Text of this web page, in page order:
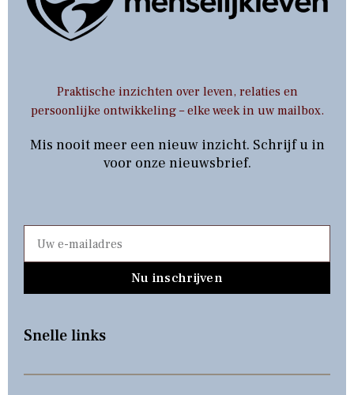
Praktische inzichten over leven, relaties en
persoonlijke ontwikkeling – elke week in uw mailbox.
Mis nooit meer een nieuw inzicht. Schrijf u in
voor onze nieuwsbrief.
Nu inschrijven
Snelle links